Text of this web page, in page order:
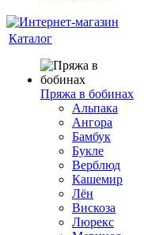
Каталог
Пряжа в бобинах
Альпака
Ангора
Бамбук
Букле
Верблюд
Кашемир
Лён
Вискоза
Люрекс